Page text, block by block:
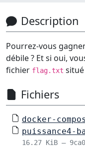
Description
Pourrez-vous
débile ? Et si oui,
fichier flag.txt
Fichiers
docker-
puissance4-
16.27 KiB –